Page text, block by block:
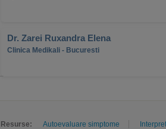
Dr. Zarei Ruxandra Elena
Clinica Medikali - Bucuresti
Resurse: Autoevaluare simptome